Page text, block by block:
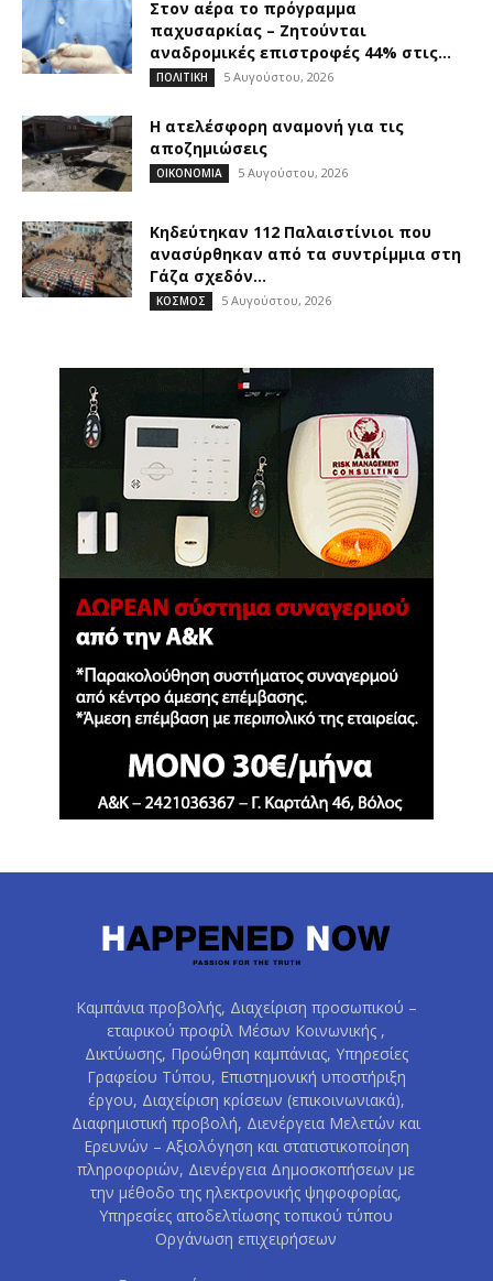
Στον αέρα το πρόγραμμα
παχυσαρκίας – Ζητούνται
αναδρομικές επιστροφές 44% στις...
ΠΟΛΙΤΙΚΗ 5 Αυγούστου, 2026
Η ατελέσφορη αναμονή για τις
αποζημιώσεις
ΟΙΚΟΝΟΜΙΑ 5 Αυγούστου, 2026
Κηδεύτηκαν 112 Παλαιστίνιοι που
ανασύρθηκαν από τα συντρίμμια στη
Γάζα σχεδόν...
ΚΟΣΜΟΣ 5 Αυγούστου, 2026
Καμπάνια προβολής, Διαχείριση προσωπικού –
εταιρικού προφίλ Μέσων Κοινωνικής ,
Δικτύωσης, Προώθηση καμπάνιας, Υπηρεσίες
Γραφείου Τύπου, Επιστημονική υποστήριξη
έργου, Διαχείριση κρίσεων (επικοινωνιακά),
Διαφημιστική προβολή, Διενέργεια Μελετών και
Ερευνών – Αξιολόγηση και στατιστικοποίηση
πληροφοριών, Διενέργεια Δημοσκοπήσεων με
την μέθοδο της ηλεκτρονικής ψηφοφορίας,
Υπηρεσίες αποδελτίωσης τοπικού τύπου
Οργάνωση επιχειρήσεων